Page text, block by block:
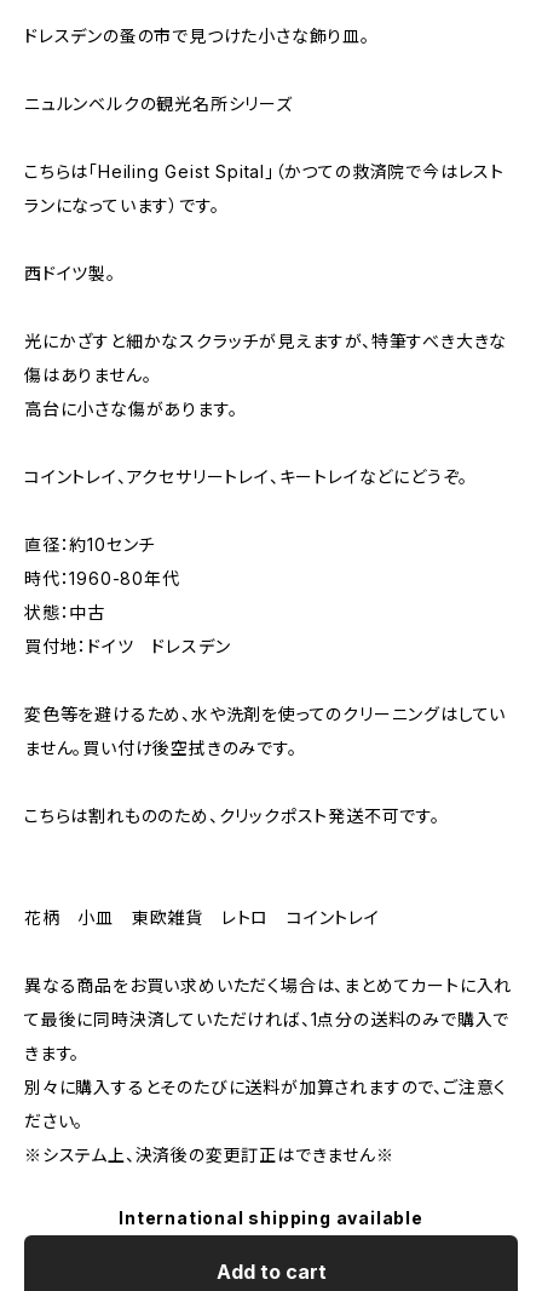
ドレスデンの蚤の市で見つけた小さな飾り皿。
ニュルンベルクの観光名所シリーズ
こちらは「Heiling Geist Spital」（かつての救済院で今はレスト
ランになっています）です。
西ドイツ製。
光にかざすと細かなスクラッチが見えますが、特筆すべき大きな
傷はありません。
高台に小さな傷があります。
コイントレイ、アクセサリートレイ、キートレイなどにどうぞ。
直径：約10センチ
時代：1960-80年代
状態：中古
買付地：ドイツ ドレスデン
変色等を避けるため、水や洗剤を使ってのクリーニングはしてい
ません。買い付け後空拭きのみです。
こちらは割れもののため、クリックポスト発送不可です。
花柄 小皿 東欧雑貨 レトロ コイントレイ
異なる商品をお買い求めいただく場合は、まとめてカートに入れ
て最後に同時決済していただければ、1点分の送料のみで購入で
きます。
別々に購入するとそのたびに送料が加算されますので、ご注意く
ださい。
※システム上、決済後の変更訂正はできません※
International shipping available
Add to cart